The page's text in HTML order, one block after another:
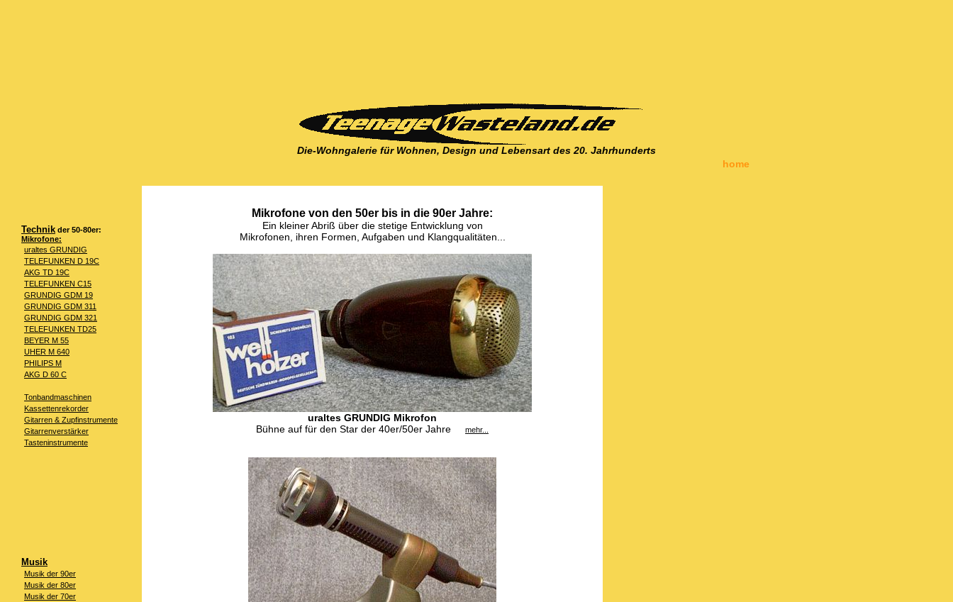
Die-Wohngalerie für Wohnen, Design und Lebensart des 20. Jahrhunderts
home
Technik der 50-80er:
Mikrofone:
uraltes GRUNDIG
TELEFUNKEN D 19C
AKG TD 19C
TELEFUNKEN C15
GRUNDIG GDM 19
GRUNDIG GDM 311
GRUNDIG GDM 321
TELEFUNKEN TD25
BEYER M 55
UHER M 640
PHILIPS M
AKG D 60 C
Tonbandmaschinen
Kassettenrekorder
Gitarren & Zupfinstrumente
Gitarrenverstärker
Tasteninstrumente
Musik
Musik der 90er
Musik der 80er
Musik der 70er
Mikrofone von den 50er bis in die 90er Jahre:
Ein kleiner Abriß über die stetige Entwicklung von
Mikrofonen, ihren Formen, Aufgaben und Klangqualitäten...
uraltes GRUNDIG Mikrofon
Bühne auf für den Star der 40er/50er Jahre
mehr...